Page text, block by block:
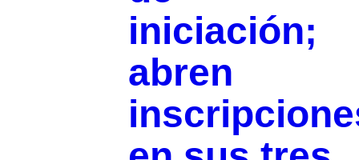
iniciación;
abren